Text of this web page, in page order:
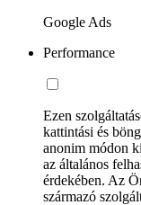
Google Ads
Performance
Ezen
kattintási és
anonim módon
az általános
érdekében. Az
származó